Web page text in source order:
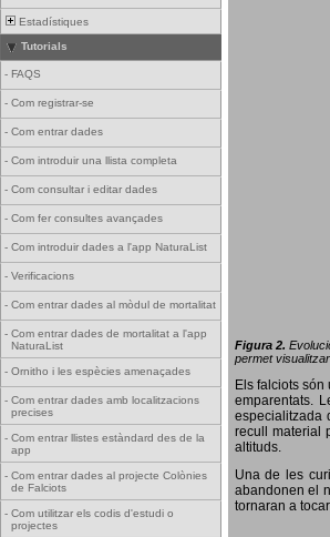
Estadístiques
Tutorials
- FAQS
- Com registrar-se
- Com entrar dades
- Com introduir una llista completa
- Com consultar i editar dades
- Com fer consultes avançades
- Com introduir dades a l'app NaturaList
- Verificacions
- Com entrar dades al mòdul de mortalitat
- Com entrar dades de mortalitat a l'app
NaturaList
- Ornitho i les espècies amenaçades
- Com entrar dades amb localitzacions
precises
- Com entrar llistes estàndard des de la
app
- Com entrar dades al projecte Colònies
de Falciots
- Com utilitzar els codis d'estudi o
projectes
Figura 2.
permet
Els falciots
emparentats.
especialitzada
recull material
altituds.
Una de les
abandonen el
tornaran a